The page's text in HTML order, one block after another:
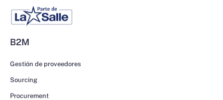
B2M
Gestión de proveedores
Sourcing
Procurement